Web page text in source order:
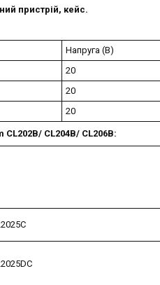
пристрій, кейс.
Напруга (В)
20
20
20
CL202B/ CL204B/ CL206B: